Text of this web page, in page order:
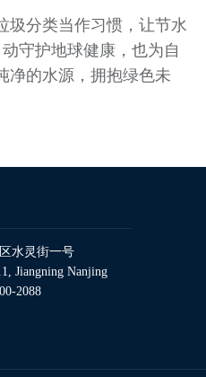
圾分类当作习惯，让节水
守护地球健康，也为自
净的水源，拥抱绿色未
水灵街一号
Jiangning Nanjing
2088